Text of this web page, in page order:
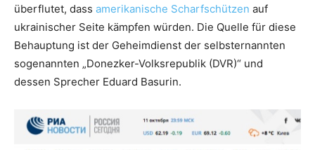
überflutet, dass amerikanische Scharfschützen auf
ukrainischer Seite kämpfen würden. Die Quelle für diese
Behauptung ist der Geheimdienst der selbsternannten
sogenannten „Donezker-Volksrepublik (DVR)“ und
dessen Sprecher Eduard Basurin.